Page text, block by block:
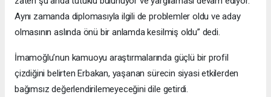
Aynı zamanda diplomasıyla ilgili de problemler oldu ve aday
olmasının aslında önü bir anlamda kesilmiş oldu” dedi.
İmamoğlu’nun kamuoyu araştırmalarında güçlü bir profil
çizdiğini belirten Erbakan, yaşanan sürecin siyasi etkilerden
bağımsız değerlendirilemeyeceğini dile getirdi.